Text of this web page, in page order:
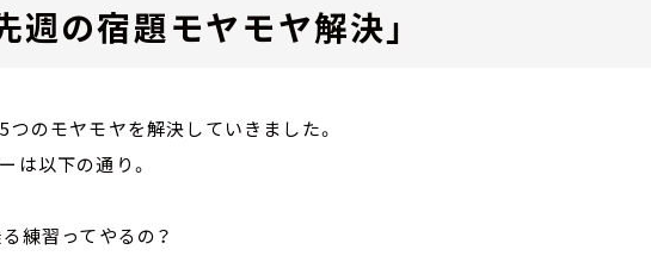
週の宿題モヤモヤ解決」
のモヤモヤを解決していきました。
は以下の通り。
練習ってやるの？